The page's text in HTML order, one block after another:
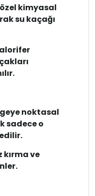
kimyasal
su kaçağı
noktasal
sadece o
kırma ve